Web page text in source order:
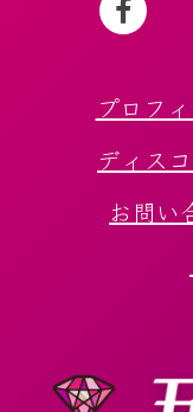
プロフ
ディス
お問い